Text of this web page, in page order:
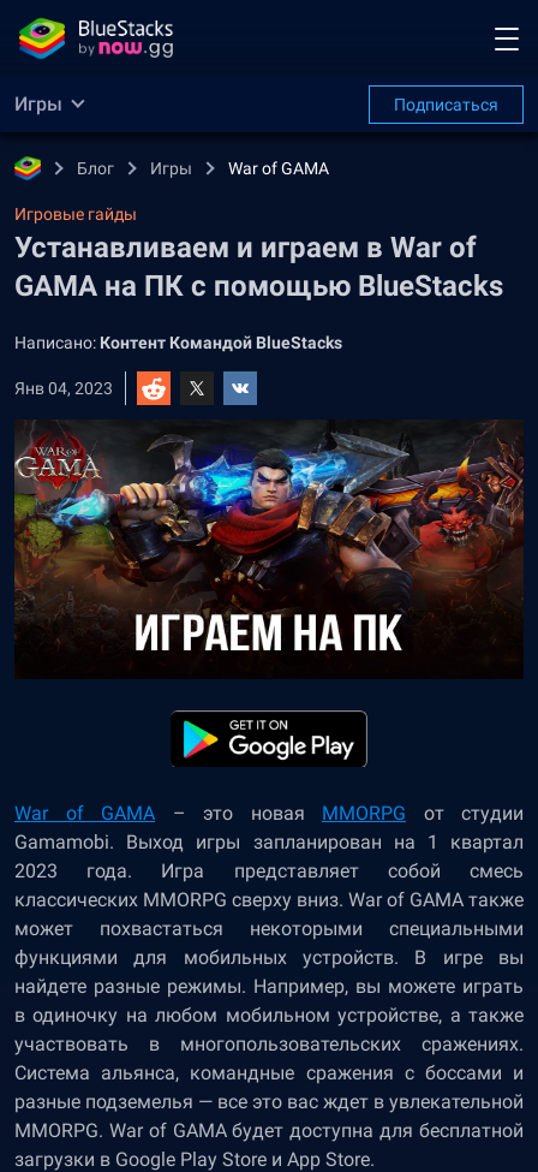
Игры Подписаться
Блог Игры War of GAMA
Игровые гайды
Устанавливаем и играем в War of
GAMA на ПК с помощью BlueStacks
Написано: Контент Командой BlueStacks
Янв 04, 2023
War of GAMA – это новая MMORPG от студии
Gamamobi. Выход игры запланирован на 1 квартал
2023 года. Игра представляет собой смесь
классических MMORPG сверху вниз. War of GAMA также
может похвастаться некоторыми специальными
функциями для мобильных устройств. В игре вы
найдете разные режимы. Например, вы можете играть
в одиночку на любом мобильном устройстве, а также
участвовать в многопользовательских сражениях.
Система альянса, командные сражения с боссами и
разные подземелья — все это вас ждет в увлекательной
MMORPG. War of GAMA будет доступна для бесплатной
загрузки в Google Play Store и App Store.